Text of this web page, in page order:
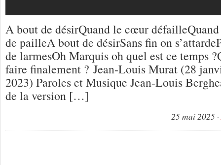
A bout de désirQuand le cœur
de pailleA bout de désirSans fin on
de larmesOh Marquis oh quel est ce temps
faire finalement ? Jean-Louis Murat (28
2023) Paroles et Musique Jean-Louis
de la version […]
25 mai 2025